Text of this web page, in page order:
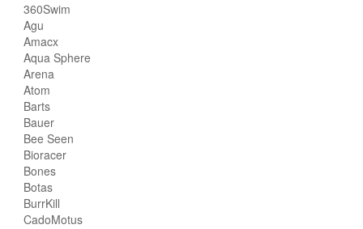
360Swim
Agu
Amacx
Aqua Sphere
Arena
Atom
Barts
Bauer
Bee Seen
Bioracer
Bones
Botas
BurrKill
CadoMotus